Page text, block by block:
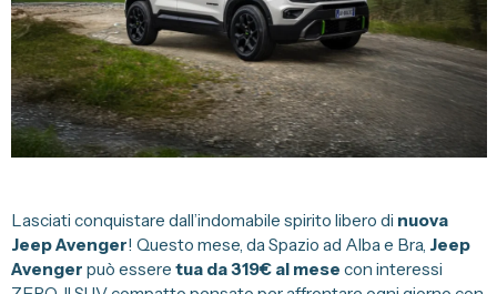
Servizi
Officina
Gommista
Tagliandi
Informazioni su Spazio
Lasciati conquistare dall’indomabile spirito libero di nuova
Jeep Avenger! Questo mese, da Spazio ad Alba e Bra, Jeep
Avenger può essere tua da 319€ al mese con interessi